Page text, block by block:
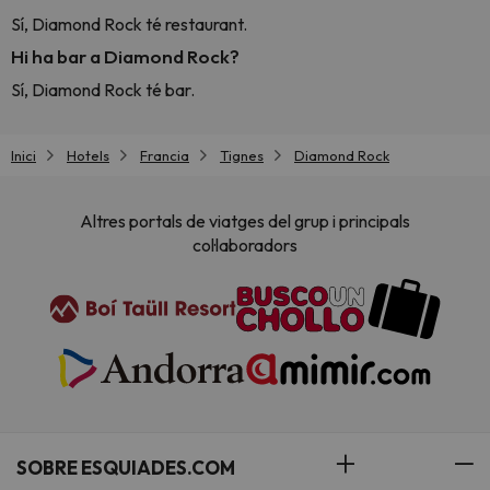
Sí, Diamond Rock té restaurant.
Hi ha bar a Diamond Rock?
Sí, Diamond Rock té bar.
Inici Hotels Francia Tignes Diamond Rock
Altres portals de viatges del grup i principals
col·laboradors
SOBRE ESQUIADES.COM